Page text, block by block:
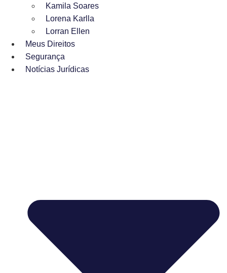
Kamila Soares
Lorena Karlla
Lorran Ellen
Meus Direitos
Segurança
Notícias Jurídicas